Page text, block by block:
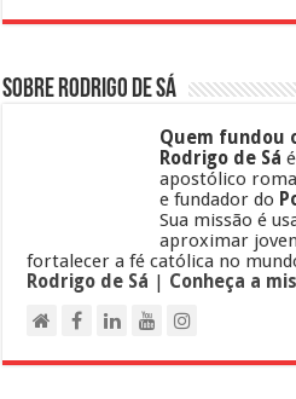
Sobre Rodrigo de Sá
Quem fundou
Rodrigo de Sá
apostólico
e fundador do
Sua missão é
aproximar
fortalecer a fé católica no
Rodrigo de Sá | Conheça a